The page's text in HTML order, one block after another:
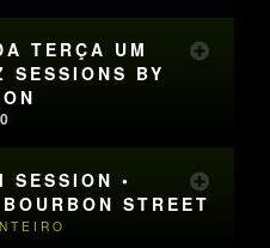
TERÇA UM
SESSIONS BY
SESSION •
STREET